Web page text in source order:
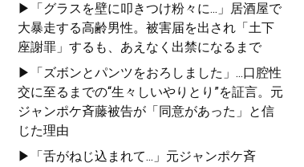
▶「グラスを壁に叩きつけ粉々に...」居酒屋で
大暴走する高齢男性。被害届を出され「土下
座謝罪」するも、あえなく出禁になるまで
▶「ズボンとパンツをおろしました」...口腔性
交に至るまでの“生々しいやりとり”を証言。元
ジャンポケ斉藤被告が「同意があった」と信
じた理由
▶「舌がねじ込まれて...」元ジャンポケ斉